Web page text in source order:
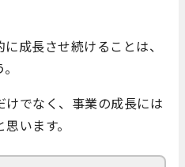
成長させ続けることは、
けでなく、事業の成長には
います。